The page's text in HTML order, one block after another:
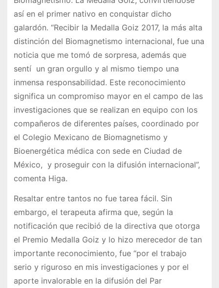
así en el primer nativo en conquistar dicho
galardón. “Recibir la Medalla Goiz 2017, la más alta
distinción del Biomagnetismo internacional, fue una
noticia que me tomó de sorpresa, además que
sentí un gran orgullo y al mismo tiempo una
inmensa responsabilidad. Este reconocimiento
significa un compromiso mayor en el campo de las
investigaciones que se realizan en equipo con los
compañeros de diferentes países, coordinado por
el Colegio Mexicano de Biomagnetismo y
Bioenergética médica con sede en Ciudad de
México, y proseguir con la difusión internacional”,
comenta Higa.
Resaltar entre tantos no fue tarea fácil. Sin
embargo, el terapeuta afirma que, según la
notificación que recibió de la directiva que otorga
el Premio Medalla Goiz y lo hizo merecedor de tan
importante reconocimiento, fue “por el trabajo
serio y riguroso en mis investigaciones y por el
aporte invalorable en la difusión del Par